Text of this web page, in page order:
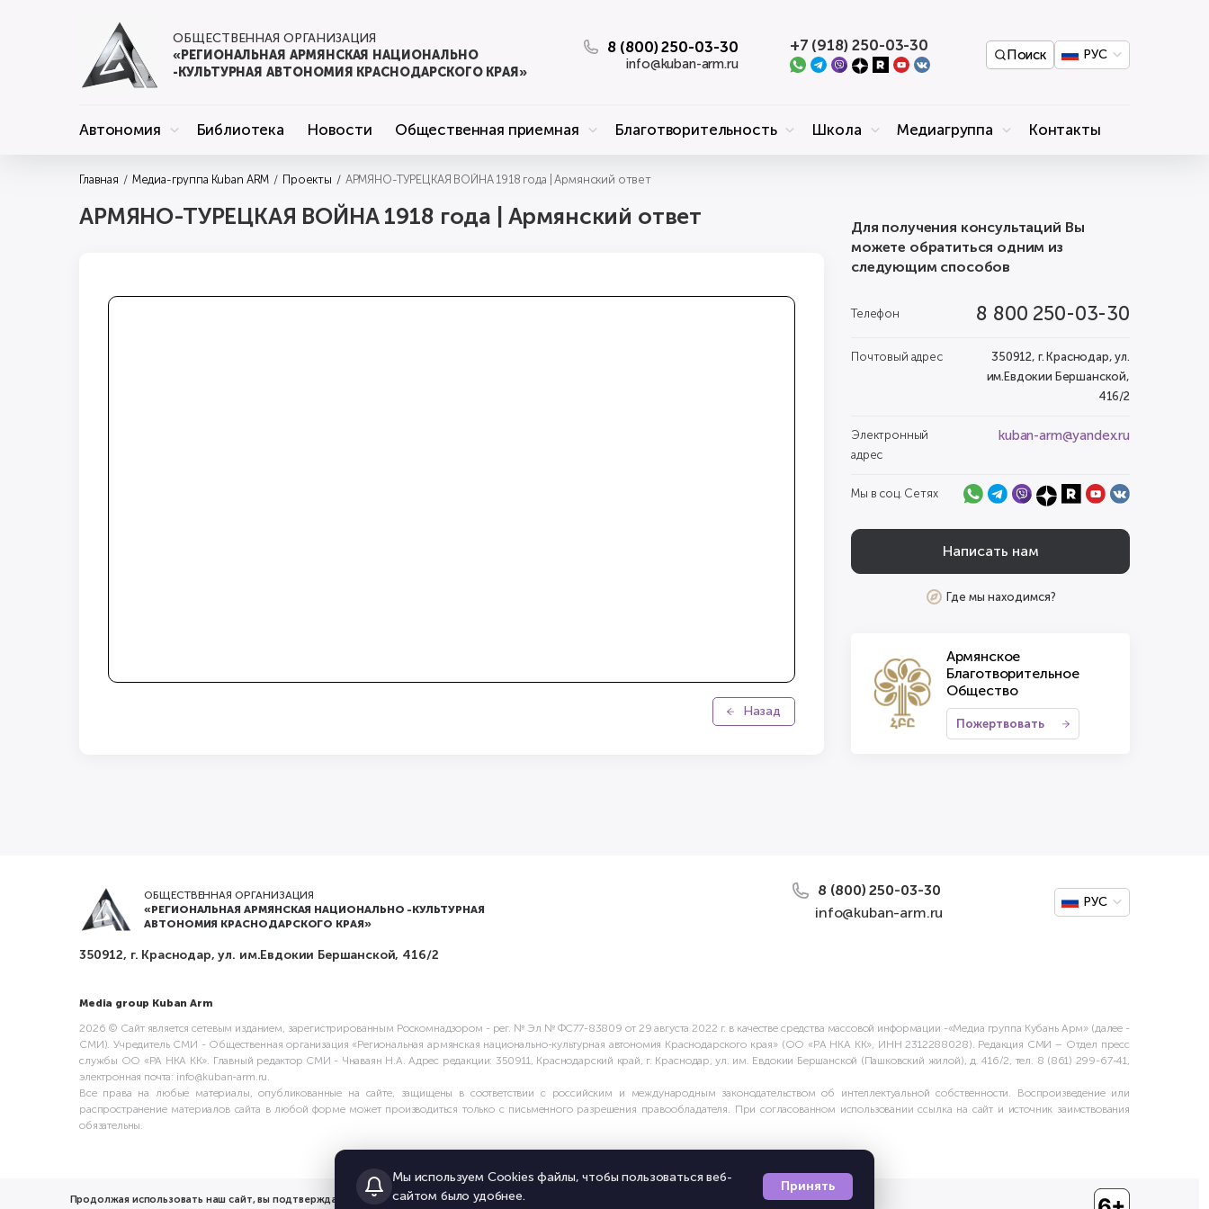
ОБЩЕСТВЕННАЯ ОРГАНИЗАЦИЯ
«РЕГИОНАЛЬНАЯ АРМЯНСКАЯ НАЦИОНАЛЬНО
-КУЛЬТУРНАЯ АВТОНОМИЯ КРАСНОДАРСКОГО КРАЯ»
8 (800) 250-03-30
info@kuban-arm.ru
+7 (918) 250-03-30
Поиск РУС
Автономия Библиотека Новости Общественная приемная Благотворительность Школа Медиагруппа Контакты
Главная Медиа-группа Kuban ARM Проекты АРМЯНО-ТУРЕЦКАЯ ВОЙНА 1918 года | Армянский ответ
АРМЯНО-ТУРЕЦКАЯ ВОЙНА 1918 года | Армянский ответ
Назад
Для получения консультаций Вы
можете обратиться одним из
следующим способов
Телефон 8 800 250-03-30
Почтовый адрес
350912, г. Краснодар, ул.
им.Евдокии Бершанской,
416/2
Электронный
адрес
kuban-arm@yandex.ru
Мы в соц. Сетях
Написать нам
Где мы находимся?
Армянское
Благотворительное
Общество
Пожертвовать
ОБЩЕСТВЕННАЯ ОРГАНИЗАЦИЯ
«РЕГИОНАЛЬНАЯ АРМЯНСКАЯ НАЦИОНАЛЬНО -КУЛЬТУРНАЯ
АВТОНОМИЯ КРАСНОДАРСКОГО КРАЯ»
350912, г. Краснодар, ул. им.Евдокии Бершанской, 416/2
8 (800) 250-03-30
info@kuban-arm.ru
РУС
Media group Kuban Arm
2026 © Сайт является сетевым изданием, зарегистрированным Роскомнадзором - рег. № Эл № ФС77-83809 от 29 августа 2022 г. в качестве средства массовой информации -«Медиа группа Кубань Арм» (далее -
СМИ). Учредитель СМИ - Общественная организация «Региональная армянская национально-культурная автономия Краснодарского края» (ОО «РА НКА КК», ИНН 2312288028). Редакция СМИ – Отдел пресс
службы ОО «РА НКА КК». Главный редактор СМИ - Чнаваян Н.А. Адрес редакции: 350911, Краснодарский край, г. Краснодар, ул. им. Евдокии Бершанской (Пашковский жилой), д. 416/2, тел. 8 (861) 299-67-41,
электронная почта: info@kuban-arm.ru.
Все права на любые материалы, опубликованные на сайте, защищены в соответствии с российским и международным законодательством об интеллектуальной собственности. Воспроизведение или
распространение материалов сайта в любой форме может производиться только с письменного разрешения правообладателя. При согласованном использовании ссылка на сайт и источник заимствования
обязательны.
Продолжая использовать наш сайт, вы подтверждаете ознакомление спользовательским соглашением политикой обработки персональных данных
Мы используем Cookies файлы, чтобы пользоваться веб-
сайтом было удобнее.
Принять